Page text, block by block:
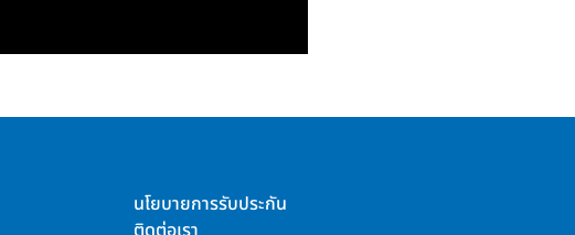
นโยบายการรับประกัน